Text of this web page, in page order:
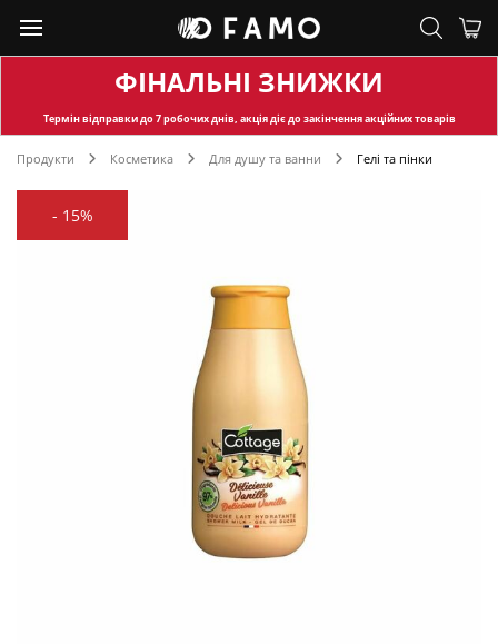
ФІНАЛЬНІ ЗНИЖКИ
Термін відправкидо 7 робочих днів, акція діє до закінчення акційних товарів
Продукти Косметика Для душу та ванни Гелі та пінки
- 15%